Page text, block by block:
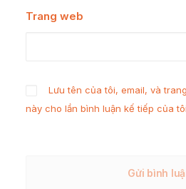
Trang web
Lưu tên của tôi, email, và
này cho lần bình luận kế tiếp của